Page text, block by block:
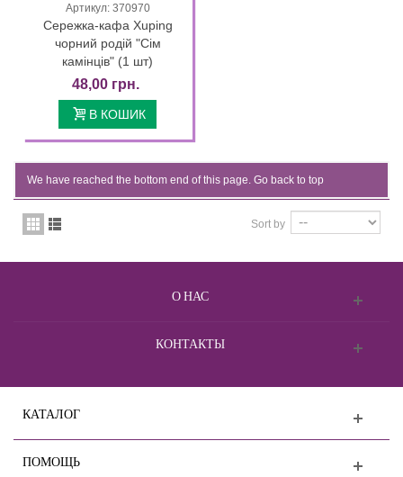
Артикул: 370970
Сережка-кафа Xuping
чорний родій "Сім
камінців" (1 шт)
48,00 грн.
В КОШИК
We have reached the bottom end of this page. Go back to top
Sort by
О НАС
КОНТАКТЫ
КАТАЛОГ
ПОМОЩЬ